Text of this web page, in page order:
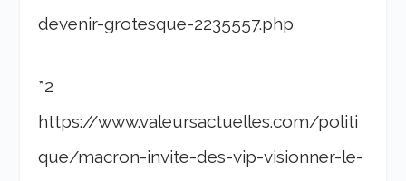
devenir-grotesque-2235557.php
*2
https://www.valeursactuelles.com/politi
que/macron-invite-des-vip-visionner-le-